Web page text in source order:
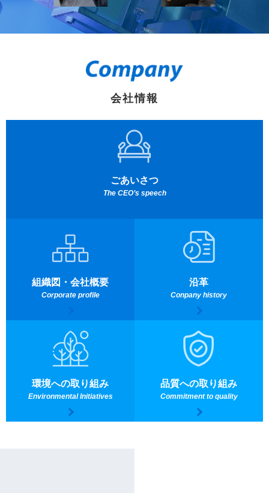
会社情報
ごあいさつ
The CEO’s speech
組織図・会社概要
Corporate profile
沿革
Conpany history
環境への取り組み
Environmental Initiatives
品質への取り組み
Commitment to quality